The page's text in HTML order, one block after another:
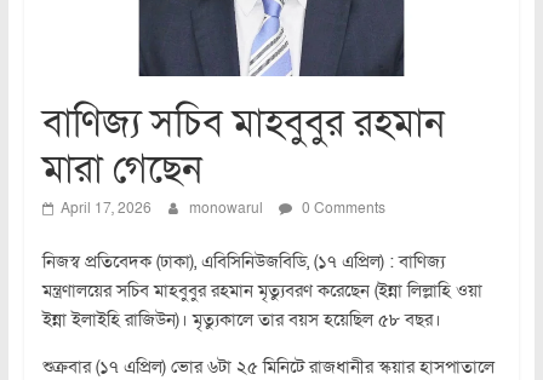
বাণিজ্য সচিব মাহবুবুর রহমান
মারা গেছেন
April 17, 2026 monowarul 0 Comments
নিজস্ব প্রতিবেদক (ঢাকা), এবিসিনিউজবিডি, (১৭ এপ্রিল) : বাণিজ্য
মন্ত্রণালয়ের সচিব মাহবুবুর রহমান মৃত্যুবরণ করেছেন (ইন্না লিল্লাহি ওয়া
ইন্না ইলাইহি রাজিউন)। মৃত্যুকালে তার বয়স হয়েছিল ৫৮ বছর।
শুক্রবার (১৭ এপ্রিল) ভোর ৬টা ২৫ মিনিটে রাজধানীর স্কয়ার হাসপাতালে